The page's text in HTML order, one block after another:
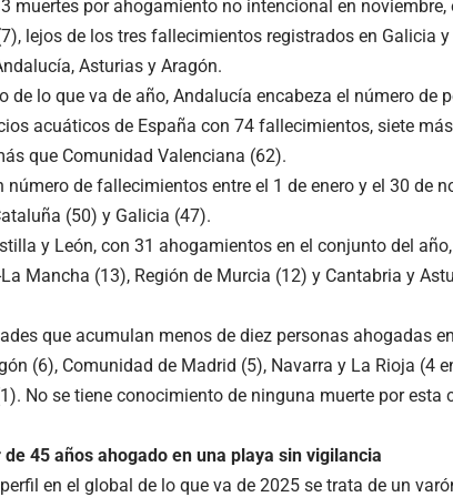
muertes por ahogamiento no intencional en noviembre,
lejos de los tres fallecimientos registrados en Galicia
Asturias y Aragón.
de lo que va de año, Andalucía encabeza el número de
acuáticos de España con 74 fallecimientos, siete
que Comunidad Valenciana (62).
número de fallecimientos entre el 1 de enero y el 30 de
(50) y Galicia (47).
y León, con 31 ahogamientos en el conjunto del
Mancha (13), Región de Murcia (12) y Cantabria y
que acumulan menos de diez personas ahogadas
(6), Comunidad de Madrid (5), Navarra y La Rioja (4
No se tiene conocimiento de ninguna muerte por esta
45 años ahogado en una playa sin vigilancia
en el global de lo que va de 2025 se trata de un